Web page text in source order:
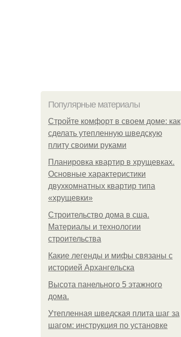
Популярные материалы
Стройте комфорт в своем доме: как
сделать утепленную шведскую
плиту своими руками
Планировка квартир в хрущевках.
Основные характеристики
двухкомнатных квартир типа
«хрущевки»
Строительство дома в сша.
Материалы и технологии
строительства
Какие легенды и мифы связаны с
историей Архангельска
Высота панельного 5 этажного
дома.
Утепленная шведская плита шаг за
шагом: инструкция по установке